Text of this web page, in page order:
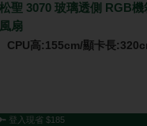
松聖 3070 玻璃透側 RGB機
風扇
CPU高:155cm/顯卡長
登入現省 $185